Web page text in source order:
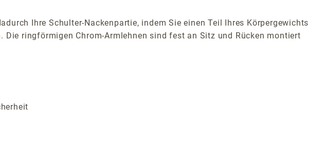
Ihre Schulter-Nackenpartie, indem Sie einen Teil Ihres Körpergewichts
Die ringförmigen Chrom-Armlehnen sind fest an Sitz und Rücken montiert